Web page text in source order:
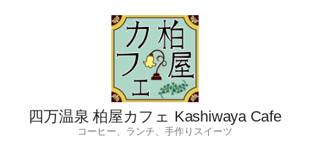
四万温泉 柏屋カフェ Kashiwaya Cafe
コーヒー、ランチ、手作りスイーツ